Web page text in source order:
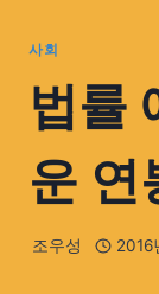
사회
법률
운 연
조우성 2016